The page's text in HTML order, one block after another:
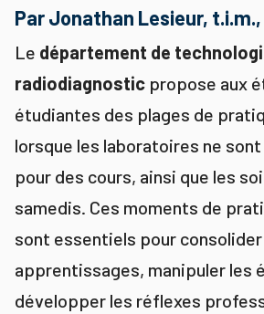
Par Jonathan Lesieur,
Le département de
radiodiagnostic propose aux
étudiantes des plages de
lorsque les laboratoires ne
pour des cours, ainsi que les
samedis. Ces moments de
sont essentiels pour
apprentissages, manipuler les
développer les réflexes